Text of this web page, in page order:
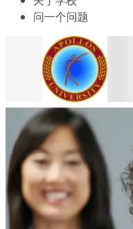
问一个问题